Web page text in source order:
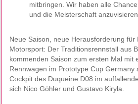
mitbringen. Wir haben alle
und die Meisterschaft
Neue Saison, neue Herausforderung für
Motorsport: Der Traditionsrennstall aus
kommenden Saison zum ersten Mal mit
Rennwagen im Prototype Cup Germany
Cockpit des Duqueine D08 im
sich Nico Göhler und Gustavo Kiryla.